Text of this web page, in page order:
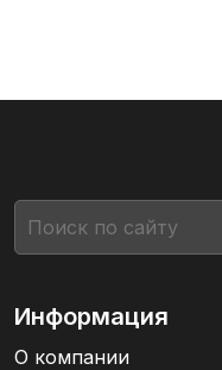
Информация
О компании